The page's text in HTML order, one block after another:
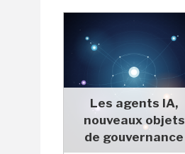
Les agents IA,
nouveaux objets
de gouvernance